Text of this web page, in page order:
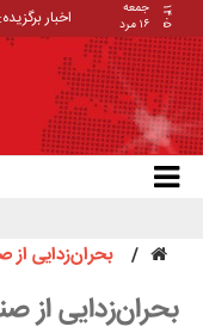
۱۴۰۵
جمعه
۱۶ مرد
اخبار برگزیده:
بحران‌زدایی
بحران‌زدایی از